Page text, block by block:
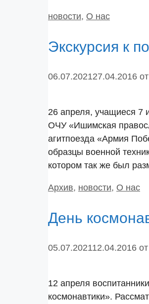
Рубрики
новости, О нас
Экскурсия к
06.07.202127.04.2016 от
26 апреля, учащиеся 7
ОЧУ «Ишимская
агитпоезда «Армия
образцы военной
котором так же был
Рубрики
Архив, новости, О нас
День
05.07.202112.04.2016 от
12 апреля
космонавтики».